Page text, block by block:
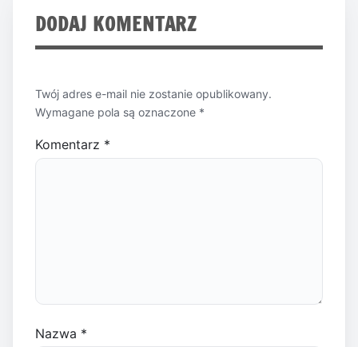
DODAJ KOMENTARZ
Twój adres e-mail nie zostanie opublikowany.
Wymagane pola są oznaczone *
Komentarz *
Nazwa *